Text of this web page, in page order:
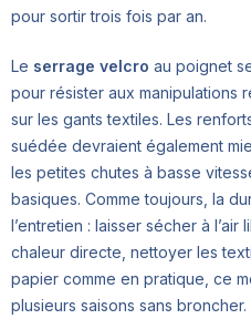
pour sortir trois fois par an.
Le serrage velcro au poignet
pour résister aux manipulations
sur les gants textiles. Les
suédée devraient également
les petites chutes à basse
basiques. Comme toujours, la
l’entretien : laisser sécher à
chaleur directe, nettoyer les
papier comme en pratique, ce
plusieurs saisons sans